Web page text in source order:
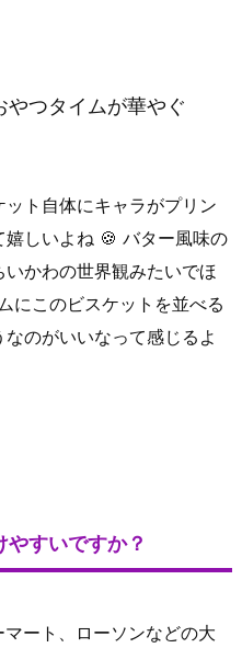
やつタイムが華やぐ
ト自体にキャラがプリン
嬉しいよね 🍪 バター風味の
かわの世界観みたいでほ
にこのビスケットを並べる
のがいいなって感じるよ
すいですか？
ート、ローソンなどの大